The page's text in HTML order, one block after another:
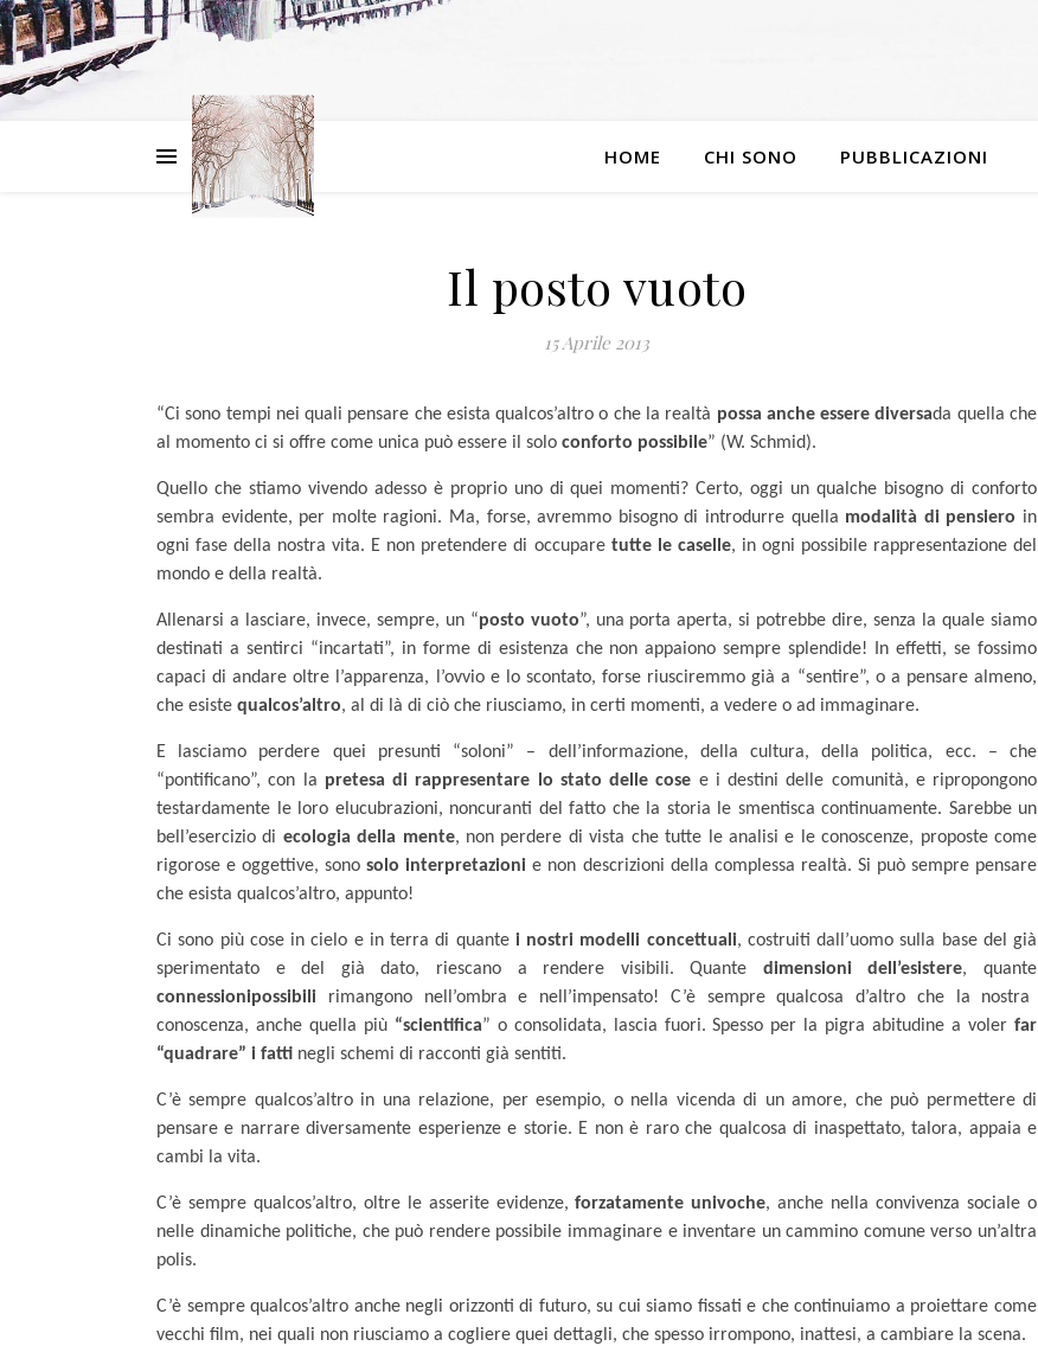
HOME CHI SONO PUBBLICAZIONI
Il posto vuoto
15 Aprile 2013
“Ci sono tempi nei quali pensare che esista qualcos’altro o che la realtà possa anche essere diversada quella che
al momento ci si offre come unica può essere il solo conforto possibile” (W. Schmid).
Quello che stiamo vivendo adesso è proprio uno di quei momenti? Certo, oggi un qualche bisogno di conforto
sembra evidente, per molte ragioni. Ma, forse, avremmo bisogno di introdurre quella modalità di pensiero in
ogni fase della nostra vita. E non pretendere di occupare tutte le caselle, in ogni possibile rappresentazione del
mondo e della realtà.
Allenarsi a lasciare, invece, sempre, un “posto vuoto”, una porta aperta, si potrebbe dire, senza la quale siamo
destinati a sentirci “incartati”, in forme di esistenza che non appaiono sempre splendide! In effetti, se fossimo
capaci di andare oltre l’apparenza, l’ovvio e lo scontato, forse riusciremmo già a “sentire”, o a pensare almeno,
che esiste qualcos’altro, al di là di ciò che riusciamo, in certi momenti, a vedere o ad immaginare.
E lasciamo perdere quei presunti “soloni” – dell’informazione, della cultura, della politica, ecc. – che
“pontificano”, con la pretesa di rappresentare lo stato delle cose e i destini delle comunità, e ripropongono
testardamente le loro elucubrazioni, noncuranti del fatto che la storia le smentisca continuamente. Sarebbe un
bell’esercizio di ecologia della mente, non perdere di vista che tutte le analisi e le conoscenze, proposte come
rigorose e oggettive, sonosolo interpretazioni e non descrizioni della complessa realtà. Si può sempre pensare
che esista qualcos’altro, appunto!
Ci sono più cose in cielo e in terra di quante i nostri modelli concettuali, costruiti dall’uomo sulla base del già
sperimentato e del già dato, riescano a rendere visibili. Quante dimensioni dell’esistere, quante
connessionipossibili rimangono nell’ombra e nell’impensato! C’è sempre qualcosa d’altro che la nostra
conoscenza, anche quella più “scientifica” o consolidata, lascia fuori. Spesso per la pigra abitudine a voler far
“quadrare” i fatti negli schemi di racconti già sentiti.
C’è sempre qualcos’altro in una relazione, per esempio, o nella vicenda di un amore, che può permettere di
pensare e narrare diversamente esperienze e storie. E non è raro che qualcosa di inaspettato, talora, appaia e
cambi la vita.
C’è sempre qualcos’altro, oltre le asserite evidenze,forzatamente univoche, anche nella convivenza sociale o
nelle dinamiche politiche, che può rendere possibile immaginare e inventare un cammino comune verso un’altra
polis.
C’è sempre qualcos’altro anche negli orizzonti di futuro, su cui siamo fissati e che continuiamo a proiettare come
vecchi film, nei quali non riusciamo a cogliere quei dettagli, che spesso irrompono, inattesi, a cambiare la scena.